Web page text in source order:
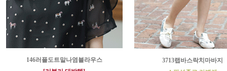
146러플도트말나염블라우스
3713랩바스락치마바지